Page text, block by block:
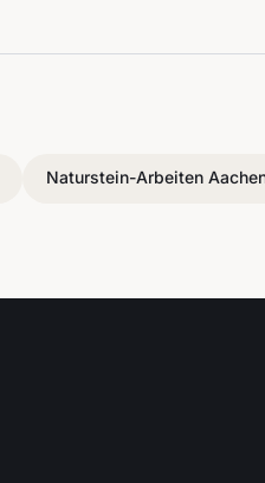
Naturstein-Arbeiten